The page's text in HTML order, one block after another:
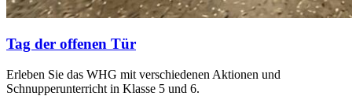
Tag der offenen Tür
Erleben Sie das WHG mit verschiedenen Aktionen und
Schnupperunterricht in Klasse 5 und 6.